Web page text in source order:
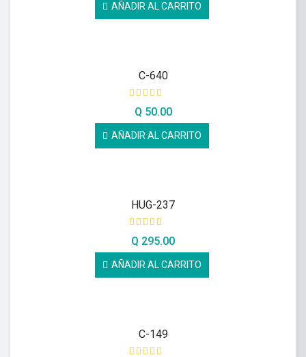
AÑADIR AL CARRITO
C-640
Q 50.00
AÑADIR AL CARRITO
HUG-237
Q 295.00
AÑADIR AL CARRITO
C-149